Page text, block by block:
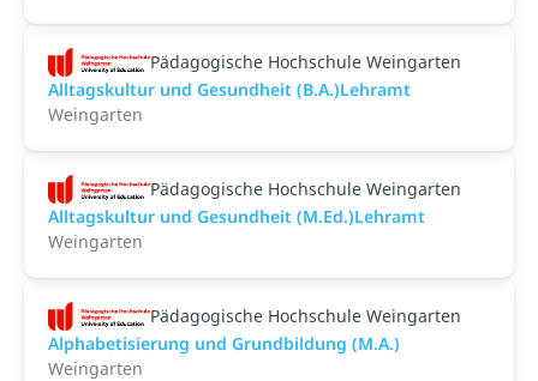
Pädagogische Hochschule Weingarten
Alltagskultur und Gesundheit (B.A.)Lehramt
Weingarten
Pädagogische Hochschule Weingarten
Alltagskultur und Gesundheit (M.Ed.)Lehramt
Weingarten
Pädagogische Hochschule Weingarten
Alphabetisierung und Grundbildung (M.A.)
Weingarten